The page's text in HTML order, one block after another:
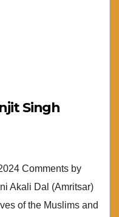
Singh
Comments by
Akali Dal (Amritsar)
of the Muslims and